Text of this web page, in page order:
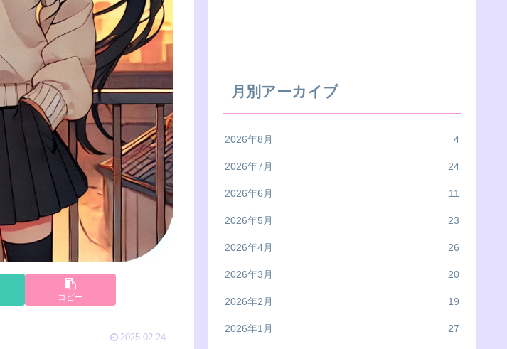
コピー
2025.02.24
月別アーカイブ
2026年8月 4
2026年7月 24
2026年6月 11
2026年5月 23
2026年4月 26
2026年3月 20
2026年2月 19
2026年1月 27